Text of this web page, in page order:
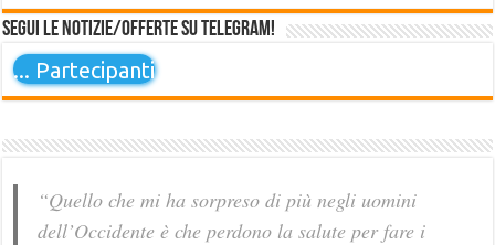
Segui le notizie/offerte su Telegram!
... Partecipanti
“Quello che mi ha sorpreso di più negli uomini
dell’Occidente è che perdono la salute per fare i